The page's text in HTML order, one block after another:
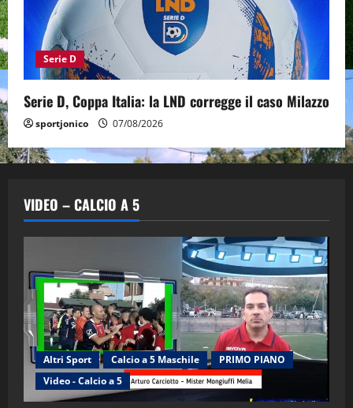
Serie D
Serie D, Coppa Italia: la LND corregge il caso Milazzo
sportjonico 07/08/2026
VIDEO – CALCIO A 5
Altri Sport Calcio a 5 Maschile
PRIMO PIANO
Video - Calcio a 5